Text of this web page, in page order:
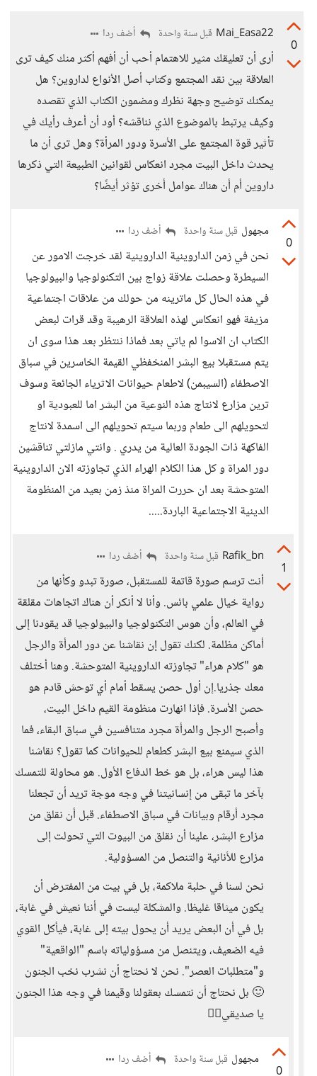
0
Mai_Easa22 قبل سنة واحدة أضف ردا
أرى أن تعليقك مثير للاهتمام أحب أن أفهم أكثر منك كيف ترى
العلاقة بين نقد المجتمع وكتاب أصل الأنواع لداروين؟ هل
يمكنك توضيح وجهة نظرك ومضمون الكتاب الذي تقصده
وكيف يرتبط بالموضوع الذي نناقشه؟ أود أن أعرف رأيك في
تأثير قوة المجتمع على الأسرة ودور المرأة؟ وهل ترى أن ما
يحدث داخل البيت مجرد انعكاس لقوانين الطبيعة التي ذكرها
داروين أم أن هناك عوامل أخرى تؤثر أيضًا؟
0
مجهول قبل سنة واحدة أضف ردا
نحن في زمن الداروينية الداروينية لقد خرجت الامور عن
السيطرة وحصلت علاقة زواج بين التكنولوجيا والبيولوجيا
في هذه الحال كل ماترينه من حولك من علاقات اجتماعية
مزيفة فهو انعكاس لهذه العلاقة الرهيبة وقد قرات لبعض
الكتاب ان الاسوا لم ياتي بعد فماذا ننتظر بعد هذا سوى ان
يتم مستقبلا بيع البشر المنخفظي القيمة الخاسرين في سباق
الاصطفاء (السيبمن) لاطعام حيوانات الاثرياء الجائعة وسوف
ترين مزارع لانتاج هذه النوعية من البشر اما للعبودية او
لتحويلهم الى طعام وربما سيتم تحويلهم الى اسمدة لانتاج
الفاكهة ذات الجودة العالية من يدري . وانتي مازلتي تناقشين
دور المراة و كل هذا الكلام الهراء الذي تجاوزته الان الداروينية
المتوحشة بعد ان حررت المراة منذ زمن بعيد من المنظومة
الدينية الاجتماعية الباردة.....
1
Rafik_bn قبل سنة واحدة أضف ردا
أنت ترسم صورة قاتمة للمستقبل، صورة تبدو وكأنها من
رواية خيال علمي بائس. وأنا لا أنكر أن هناك اتجاهات مقلقة
في العالم، وأن هوس التكنولوجيا والبيولوجيا قد يقودنا إلى
أماكن مظلمة. لكنك تقول إن نقاشنا عن دور المرأة والرجل
هو "كلام هراء" تجاوزته الداروينية المتوحشة. وهنا أختلف
معك جذريا.إن أول حصن يسقط أمام أي توحش قادم هو
حصن الأسرة. فإذا انهارت منظومة القيم داخل البيت،
وأصبح الرجل والمرأة مجرد متنافسين في سباق البقاء، فما
الذي سيمنع بيع البشر كطعام للحيوانات كما تقول؟ نقاشنا
هذا ليس هراء، بل هو خط الدفاع الأول. هو محاولة للتمسك
بآخر ما تبقى من إنسانيتنا في وجه موجة تريد أن تجعلنا
مجرد أرقام وبيانات في سباق الاصطفاء. قبل أن نقلق من
مزارع البشر، علينا أن نقلق من البيوت التي تحولت إلى
مزارع للأنانية والتنصل من المسؤولية.
نحن لسنا في حلبة ملاكمة، بل في بيت من المفترض أن
يكون ميثاقا غليظا. والمشكلة ليست في أننا نعيش في غابة،
بل في أن البعض يريد أن يحول بيته إلى غابة، فيأكل القوي
فيه الضعيف، ويتنصل من مسؤولياته باسم "الواقعية"
و"متطلبات العصر". نحن لا نحتاج أن نشرب نخب الجنون
🙂 بل نحتاج أن نتمسك بعقولنا وقيمنا في وجه هذا الجنون
يا صديقي✌🏻
0
مجهول قبل سنة واحدة أضف ردا